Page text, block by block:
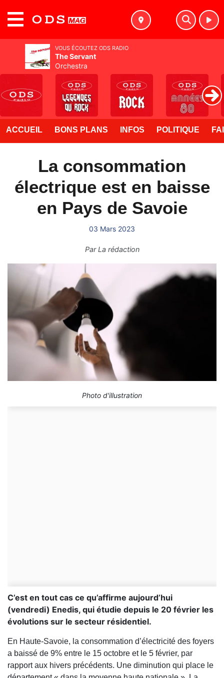
ACCUEIL BONS PLANS INFOS POLITIQUE
La consommation
électrique est en baisse
en Pays de Savoie
03 Mars 2023
ParLa rédaction
Photo d'illustration
C’est en tout cas ce qu’affirme aujourd’hui
(vendredi) Enedis, qui étudie depuis le 20 février les
évolutions sur le secteur résidentiel.
En Haute-Savoie, la consommation d’électricité des foyers
a baissé de 9% entre le 15 octobre et le 5 février, par
rapport aux hivers précédents. Une diminution qui place le
VOUS ÉCOUTEZ ODS RADIO
The Servant
Orchestra